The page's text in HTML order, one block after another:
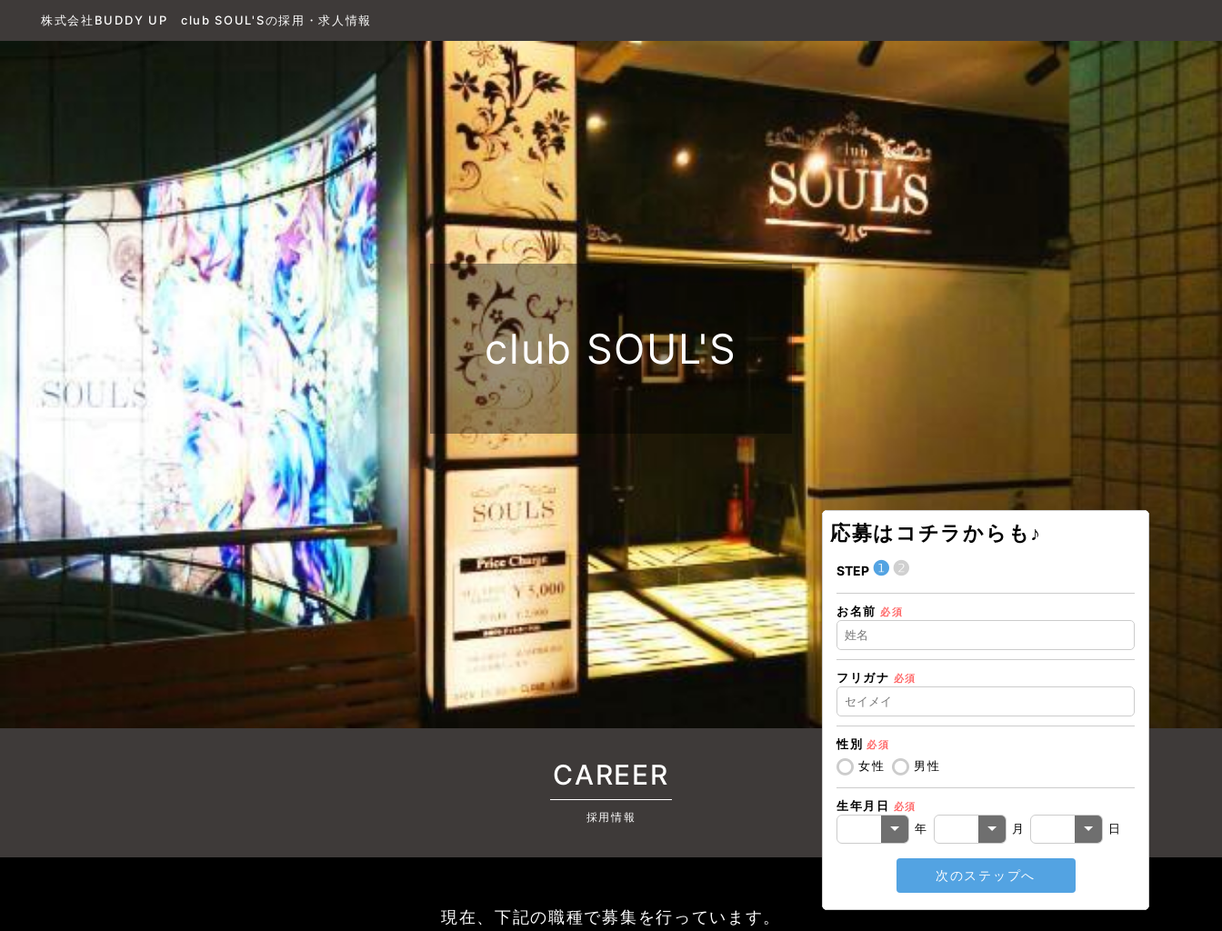
株式会社BUDDY UP club SOUL'Sの採用・求人情報
club SOUL'S
応募はコチラからも♪
STEP ❶❷
お名前 必須
フリガナ 必須
性別 必須
女性 男性
生年月日 必須
年 月 日
次のステップへ
STEP ❶
CAREER
採用情報
現在、下記の職種で募集を行っています。